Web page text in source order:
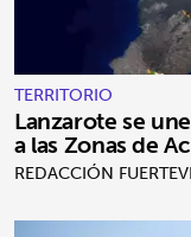
TERRITORIO
Lanzarote se
a las Zonas de
REDACCIÓN